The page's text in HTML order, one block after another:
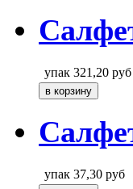
упак 321,20 руб
упак 37,30 руб